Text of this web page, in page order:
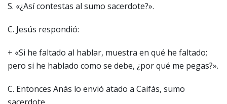
S. «¿Así contestas al sumo sacerdote?».
C. Jesús respondió:
+ «Si he faltado al hablar, muestra en qué he faltado;
pero si he hablado como se debe, ¿por qué me pegas?».
C. Entonces Anás lo envió atado a Caifás, sumo